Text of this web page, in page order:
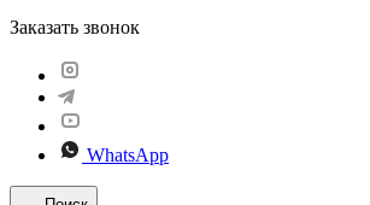
Заказать звонок
WhatsApp